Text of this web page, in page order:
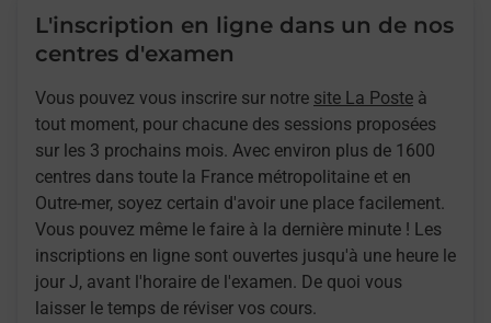
L'inscription en ligne dans un de nos
centres d'examen
Vous pouvez vous inscrire sur notre site La Poste à
tout moment, pour chacune des sessions proposées
sur les 3 prochains mois. Avec environ plus de 1600
centres dans toute la France métropolitaine et en
Outre-mer, soyez certain d'avoir une place facilement.
Vous pouvez même le faire à la dernière minute ! Les
inscriptions en ligne sont ouvertes jusqu'à une heure le
jour J, avant l'horaire de l'examen. De quoi vous
laisser le temps de réviser vos cours.